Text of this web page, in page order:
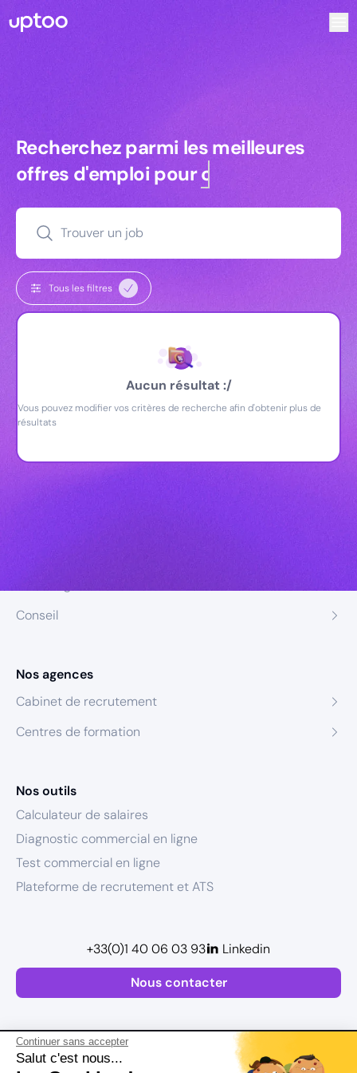
Continuer sans accepter
Salut c'est nous...
Recherchez parmi les meilleures
Recherchez parmi les meilleures
offres d'emploi pourcommerciaux
Trouver un job
Tous les filtres
Aucun résultat :/
Vous pouvez modifier vos critères de recherche afin d'obtenir plus de
résultats
Conseil
Nos agences
Cabinet de recrutement
Centres de formation
Nos outils
Calculateur de salaires
Diagnostic commercial en ligne
Test commercial en ligne
Plateforme de recrutement et ATS
Nous contacter
+33(0)1 40 06 03 93 Linkedin